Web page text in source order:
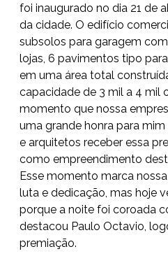
foi inaugurado no dia 21 de
da cidade. O edifício
subsolos para garagem
lojas, 6 pavimentos tipo
em uma área total
capacidade de 3 mil a 4 mil
momento que nossa
uma grande honra para
e arquitetos receber essa
como empreendimento
Esse momento marca
luta e dedicação, mas hoje
porque a noite foi coroada
destacou Paulo Octavio,
premiação.